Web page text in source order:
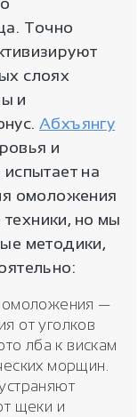
Точно
слоях
и
Абхъянгу
и
на
омоложения
но мы
методики,
омоложения —
от уголков
лба к вискам
морщин.
щеки и